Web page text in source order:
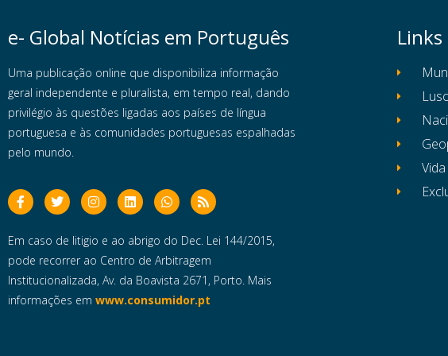
e- Global Notícias em Português
Uma publicação online que disponibiliza informação
geral independente e pluralista, em tempo real, dando
privilégio às questões ligadas aos países de língua
portuguesa e às comunidades portuguesas espalhadas
pelo mundo.
Em caso de litigio e ao abrigo do Dec. Lei 144/2015,
pode recorrer ao Centro de Arbitragem
Institucionalizada, Av. da Boavista 2671, Porto. Mais
informações em www.consumidor.pt
Vida